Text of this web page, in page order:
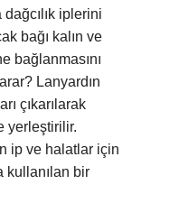
iplerini
bağı kalın ve
bağlanmasını
Lanyardın
çıkarılarak
yerleştirilir.
ip ve halatlar için
kullanılan bir